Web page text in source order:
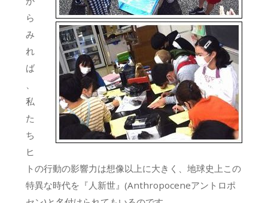
ら
み
れ
ば
私
た
ち
ヒ
トの行動の影響力は想像以上に大きく、地球史上この
特異な時代を『人新世』(Anthropoceneアントロポ